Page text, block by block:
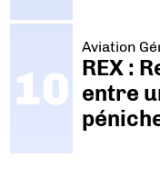
Aviation
REX :
entre